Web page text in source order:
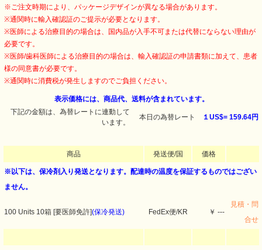
※ご注文時期により、パッケージデザインが異なる場合があります。
※通関時に輸入確認証のご提示が必要となります。
※医師による治療目的の場合は、国内品が入手不可または代替にならない理由が
必要です。
※医師/歯科医師による治療目的の場合は、輸入確認証の申請書類に加えて、患者
様の同意書が必要です。
※通関時に消費税が発生しますのでご負担ください。
表示価格には、商品代、送料が含まれています。
下記の金額は、為替レートに連動して
います。
本日の為替レート １US$= 159.64円
商品 発送便/国 価格
※以下は、保冷剤入り発送となります。配達時の温度を保証するものではござい
ません。
100 Units 10箱 [要医師免許](保冷発送) FedEx便/KR ￥ ---
見積・問
合せ